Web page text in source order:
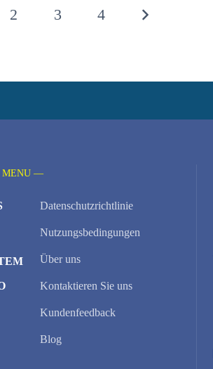
2 3 4
MENU —
Datenschutzrichtlinie
Nutzungsbedingungen
Über uns
Kontaktieren Sie uns
Kundenfeedback
Blog